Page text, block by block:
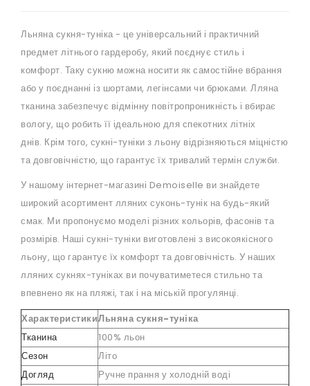
Льняна сукня-туніка - це універсальний і практичний
предмет літнього гардеробу, який поєднує стиль і
комфорт. Таку сукню можна носити як самостійне вбрання
або у поєднанні із шортами, легінсами чи брюками. Лляна
тканина забезпечує відмінну повітропроникність і вбирає
вологу, що робить її ідеальною для спекотних літніх
днів. Крім того, сукні-туніки з льону відрізняються міцністю
та довговічністю, що гарантує їх тривалий термін служби.
У нашому інтернет-магазині Demoiselle ви знайдете
широкий асортимент лляних суконь-тунік на будь-який
смак. Ми пропонуємо моделі різних кольорів, фасонів та
розмірів. Наші сукні-туніки виготовлені з високоякісного
льону, що гарантує їх комфорт та довговічність. У наших
лляних сукнях-туніках ви почуватиметеся стильно та
впевнено як на пляжі, так і на міській прогулянці.
ХарактеристикиЛьняна сукня-туніка
Тканина
100% льон
Сезон
Літо
Догляд
Ручне прання у холодній воді